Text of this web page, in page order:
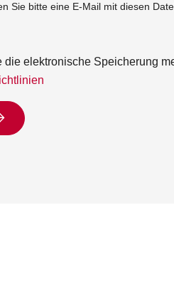
Sie bitte eine E-Mail mit diesen
die elektronische Speicherung